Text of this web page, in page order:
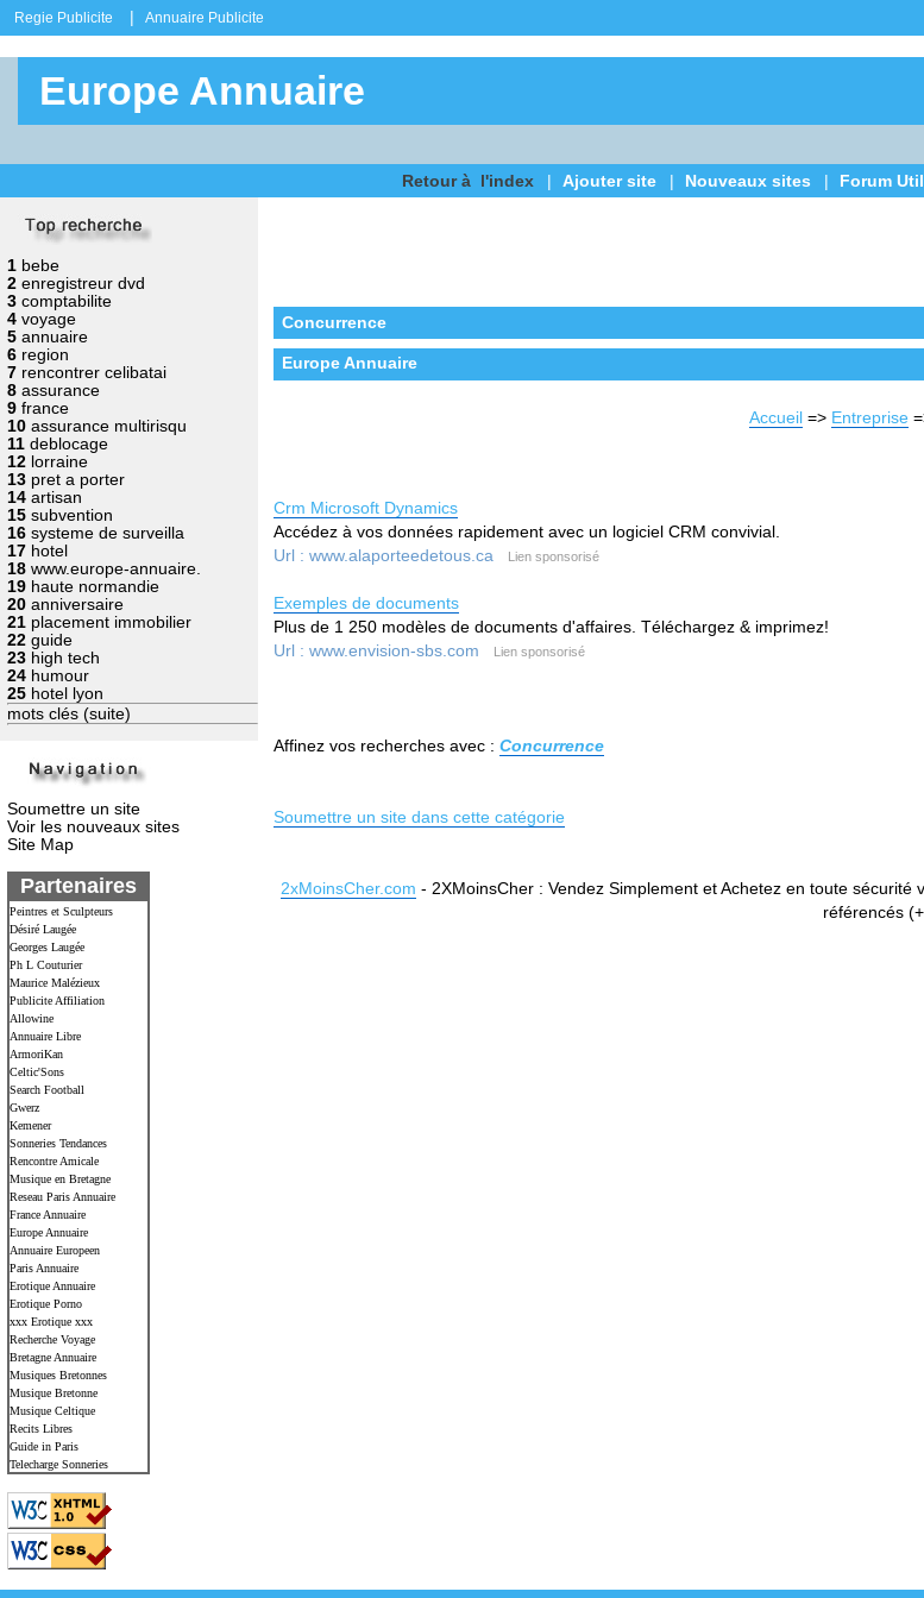
Regie Publicite Annuaire Publicite
Europe Annuaire
Retour à l'index Ajouter site Nouveaux sites Forum
1 bebe
2 enregistreur dvd
3 comptabilite
4 voyage
5 annuaire
6 region
7 rencontrer celibatai
8 assurance
9 france
10 assurance multirisqu
11 deblocage
12 lorraine
13 pret a porter
14 artisan
15 subvention
16 systeme de surveilla
17 hotel
18 www.europe-annuaire.
19 haute normandie
20 anniversaire
21 placement immobilier
22 guide
23 high tech
24 humour
25 hotel lyon
mots clés (suite)
Soumettre un site
Voir les nouveaux sites
Site Map
Partenaires
Peintres et Sculpteurs
Désiré Laugée
Georges Laugée
Ph L Couturier
Maurice Malézieux
Publicite Affiliation
Allowine
Annuaire Libre
ArmoriKan
Celtic'Sons
Search Football
Gwerz
Kemener
Sonneries Tendances
Rencontre Amicale
Musique en Bretagne
Reseau Paris Annuaire
France Annuaire
Europe Annuaire
Annuaire Europeen
Paris Annuaire
Erotique Annuaire
Erotique Porno
xxx Erotique xxx
Recherche Voyage
Bretagne Annuaire
Musiques Bretonnes
Musique Bretonne
Musique Celtique
Recits Libres
Guide in Paris
Telecharge Sonneries
Concurrence
Europe Annuaire
Accueil=> Entreprise
Crm Microsoft Dynamics
Accédez à vos données rapidement avec un logiciel CRM convivial.
Url : www.alaporteedetous.ca
Lien sponsorisé
Exemples de documents
Plus de 1 250 modèles de documents d'affaires. Téléchargez & imprimez!
Url : www.envision-sbs.com
Lien sponsorisé
Affinez vos recherches avec : Concurrence
Soumettre un site dans cette catégorie
2xMoinsCher.com - 2XMoinsCher : Vendez Simplement et Achetez en toute
référencés